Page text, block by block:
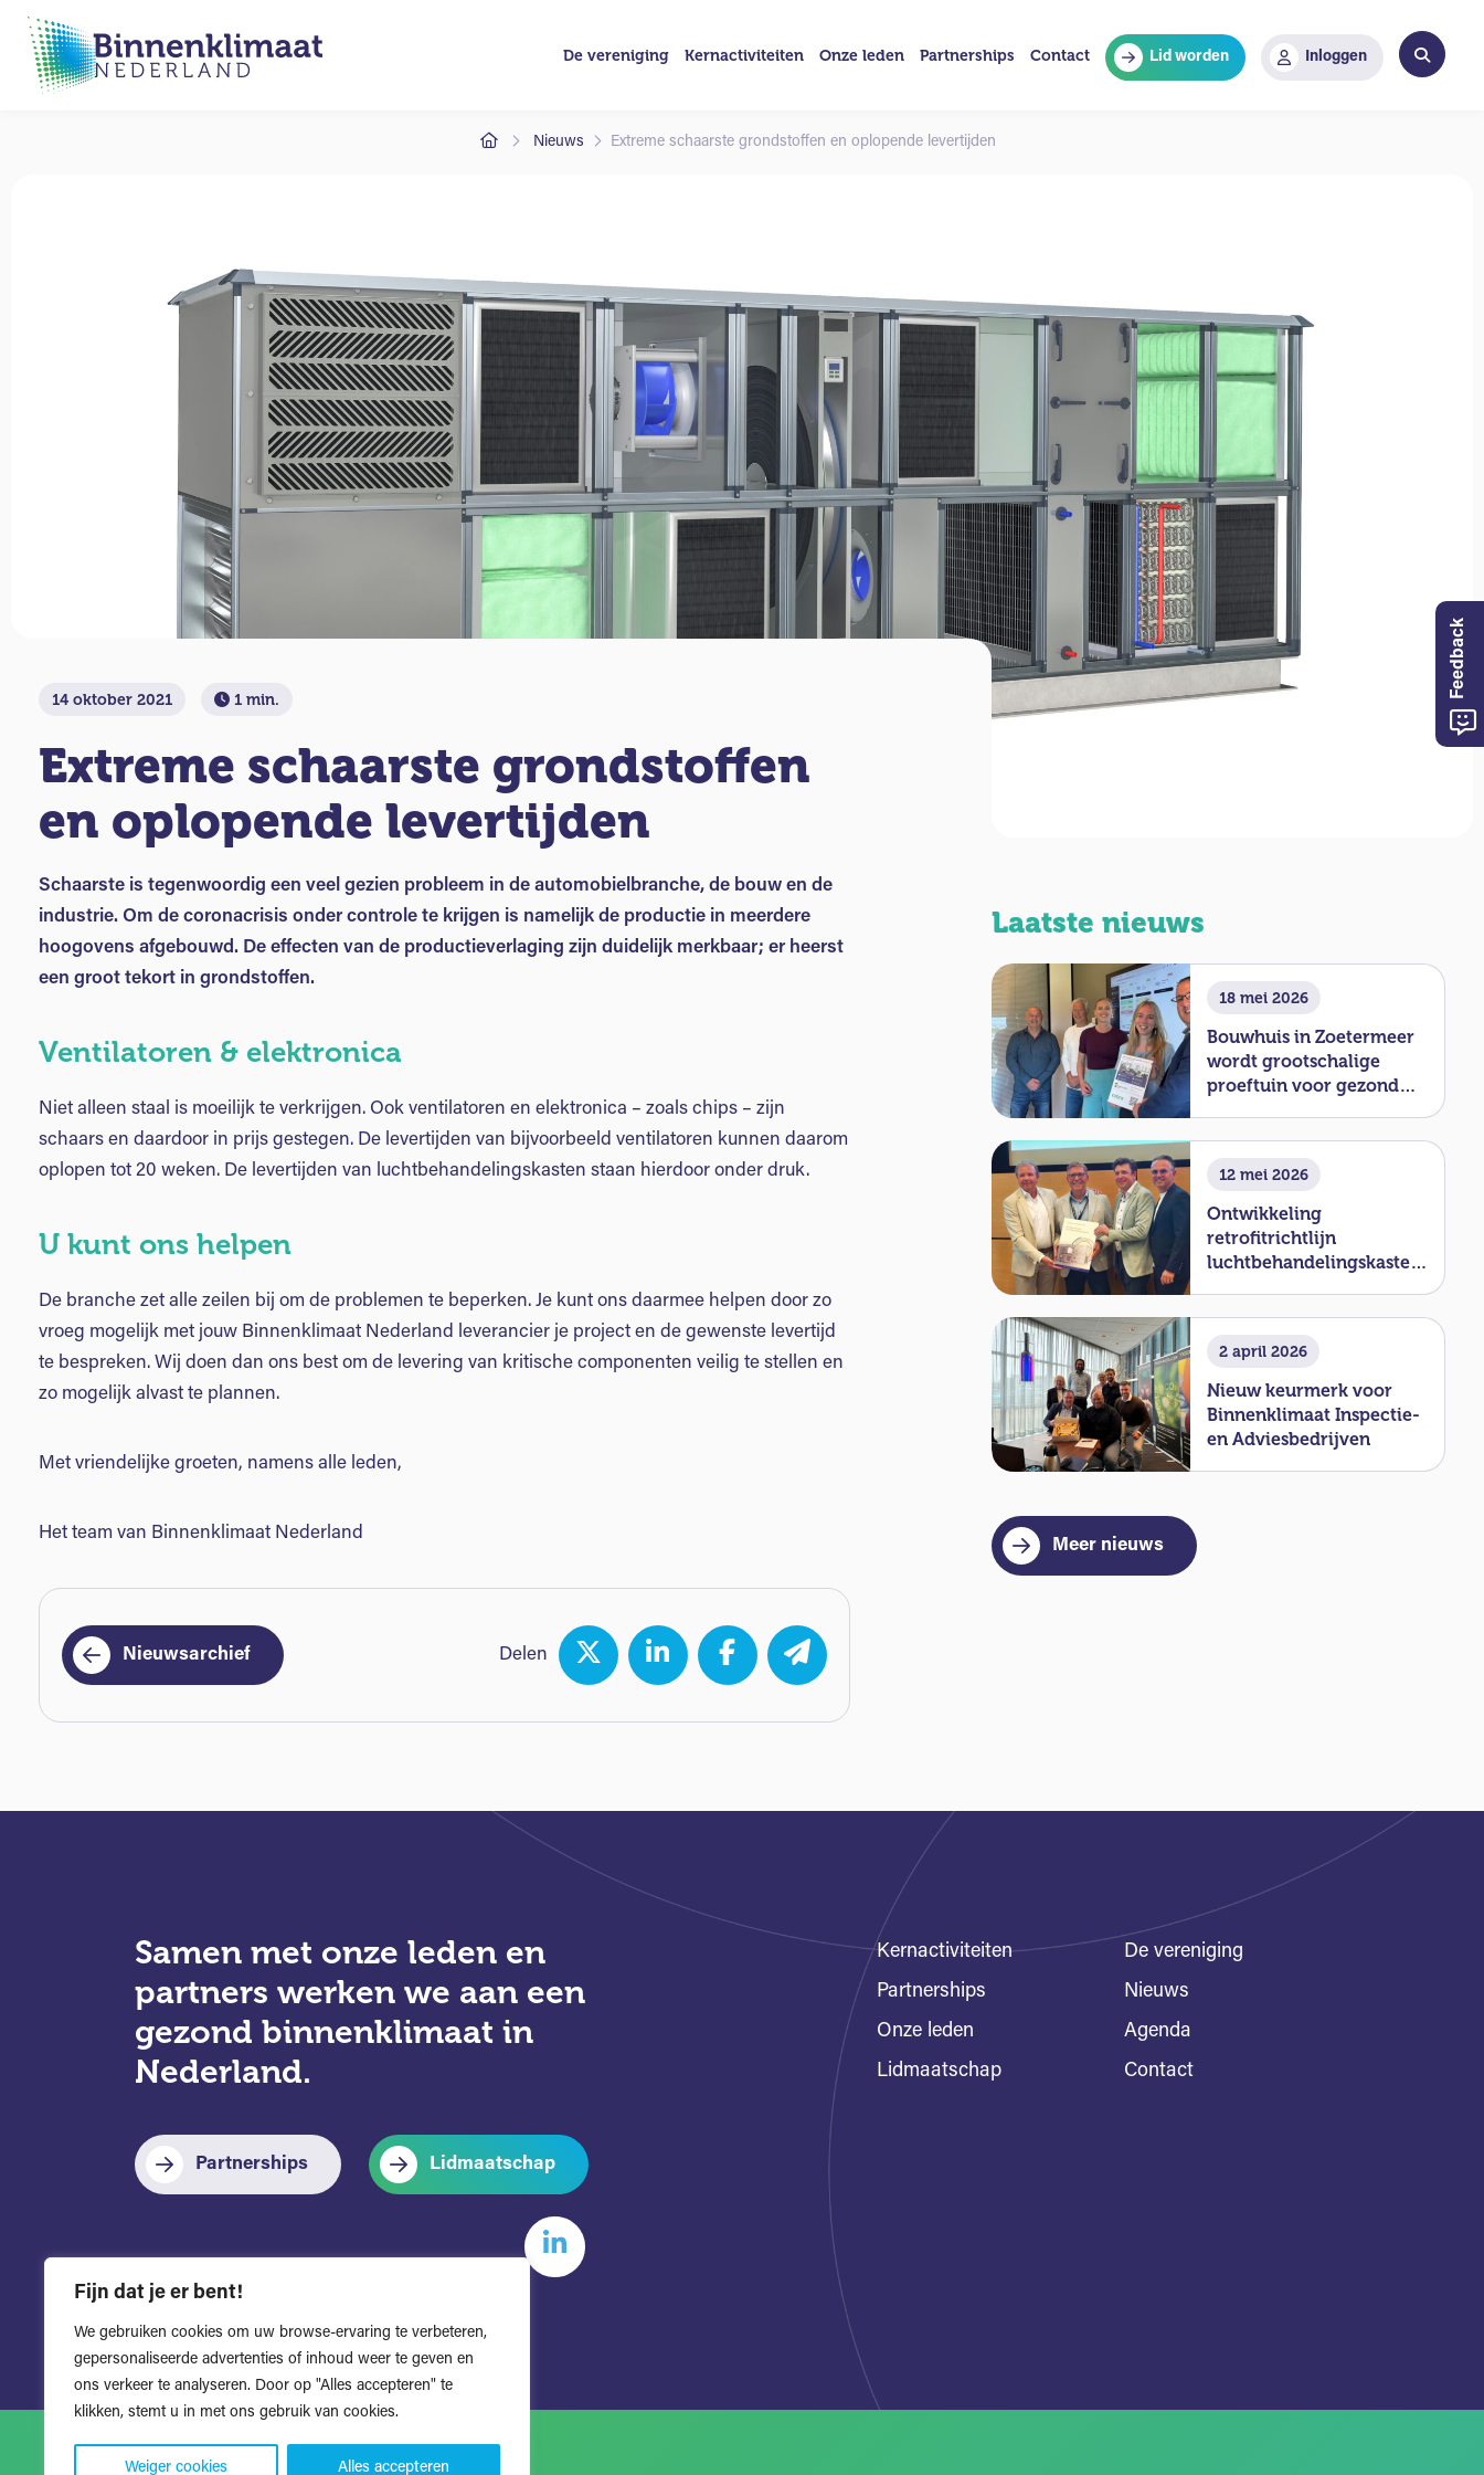
Fijn dat je er bent!
We gebruiken cookies om uw browse-ervaring te verbeteren,
gepersonaliseerde advertenties of inhoud weer te geven en
ons verkeer te analyseren. Door op "Alles accepteren" te
klikken, stemt u in met ons gebruik van cookies.
Weiger cookies Alles accepteren
De vereniging Kernactiviteiten Onze leden Partnerships Contact Lid worden Inloggen
Nieuws Extreme schaarste grondstoffen en oplopende levertijden
14 oktober 2021 1 min.
Extreme schaarste grondstoffen
en oplopende levertijden
Schaarste is tegenwoordig een veel gezien probleem in de automobielbranche, de bouw en de
industrie. Om de coronacrisis onder controle te krijgen is namelijk de productie in meerdere
hoogovens afgebouwd. De effecten van de productieverlaging zijn duidelijk merkbaar; er heerst
een groot tekort in grondstoffen.
Ventilatoren & elektronica
Niet alleen staal is moeilijk te verkrijgen. Ook ventilatoren en elektronica – zoals chips – zijn
schaars en daardoor in prijs gestegen. De levertijden van bijvoorbeeld ventilatoren kunnen daarom
oplopen tot 20 weken. De levertijden van luchtbehandelingskasten staan hierdoor onder druk.
U kunt ons helpen
De branche zet alle zeilen bij om de problemen te beperken. Je kunt ons daarmee helpen door zo
vroeg mogelijk met jouw Binnenklimaat Nederland leverancier je project en de gewenste levertijd
te bespreken. Wij doen dan ons best om de levering van kritische componenten veilig te stellen en
zo mogelijk alvast te plannen.
Met vriendelijke groeten, namens alle leden,
Het team van Binnenklimaat Nederland
Nieuwsarchief Delen
Laatste nieuws
18 mei 2026
Bouwhuis in Zoetermeer
wordt grootschalige
proeftuin voor gezond
12 mei 2026
Ontwikkeling
retrofitrichtlijn
luchtbehandelingskasten
2 april 2026
Nieuw keurmerk voor
Binnenklimaat Inspectie-
en Adviesbedrijven
Meer nieuws
Samen met onze leden en
partners werken we aan een
gezond binnenklimaat in
Nederland.
Partnerships Lidmaatschap
Kernactiviteiten
Partnerships
Onze leden
Lidmaatschap
De vereniging
Nieuws
Agenda
Contact
Feedback